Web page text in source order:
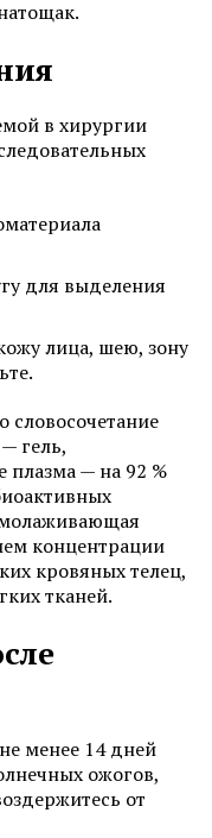
в хирургии
для выделения
лица, шею, зону
словосочетание
гель,
— на 92 %
концентрации
кровяных телец,
тканей.
менее 14 дней
ожогов,
от